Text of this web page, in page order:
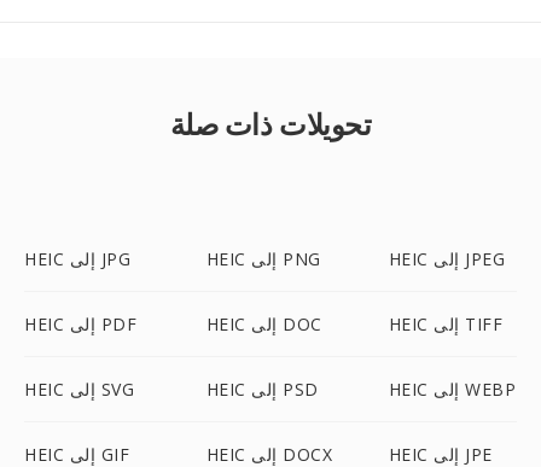
تحويلات ذات صلة
HEIC إلى JPG HEIC إلى PNG HEIC إلى JPEG
HEIC إلى PDF HEIC إلى DOC HEIC إلى TIFF
HEIC إلى SVG HEIC إلى PSD HEIC إلى WEBP
HEIC إلى GIF HEIC إلى DOCX HEIC إلى JPE